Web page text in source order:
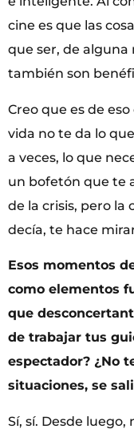
cine es que las
que ser, de alguna
también son
Creo que es de
vida no te da lo
a veces, lo que
un bofetón que te
de la crisis, pero la
decía, te hace
Esos momentos
como elementos
que
de trabajar tus
espectador? ¿No
situaciones, se
Sí, sí. Desde